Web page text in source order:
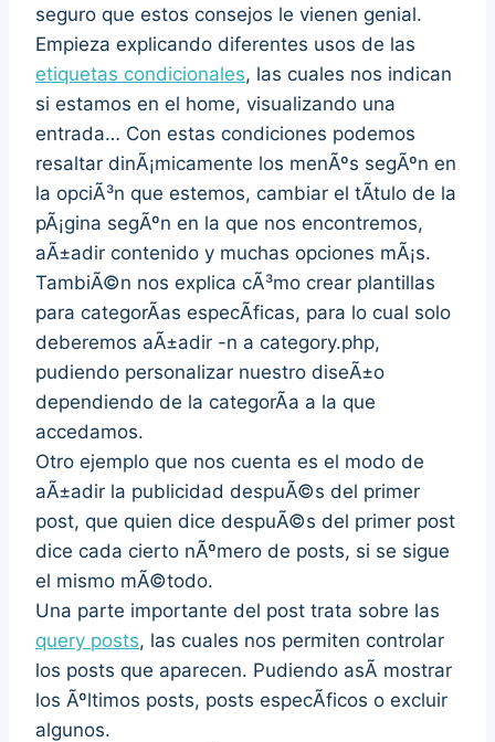
seguro que estos consejos le vienen genial.
Empieza explicando diferentes usos de las
etiquetas condicionales, las cuales nos indican
si estamos en el home, visualizando una
entrada… Con estas condiciones podemos
resaltar dinÃ¡micamente los menÃºs segÃºn en
la opciÃ³n que estemos, cambiar el tÃ­tulo de la
pÃ¡gina segÃºn en la que nos encontremos,
aÃ±adir contenido y muchas opciones mÃ¡s.
TambiÃ©n nos explica cÃ³mo crear plantillas
para categorÃ­as especÃ­ficas, para lo cual solo
deberemos aÃ±adir -n a category.php,
pudiendo personalizar nuestro diseÃ±o
dependiendo de la categorÃ­a a la que
accedamos.
Otro ejemplo que nos cuenta es el modo de
aÃ±adir la publicidad despuÃ©s del primer
post, que quien dice despuÃ©s del primer post
dice cada cierto nÃºmero de posts, si se sigue
el mismo mÃ©todo.
Una parte importante del post trata sobre las
query posts, las cuales nos permiten controlar
los posts que aparecen. Pudiendo asÃ­ mostrar
los Ãºltimos posts, posts especÃ­ficos o excluir
algunos.